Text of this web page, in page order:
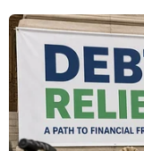
TIN LIÊN